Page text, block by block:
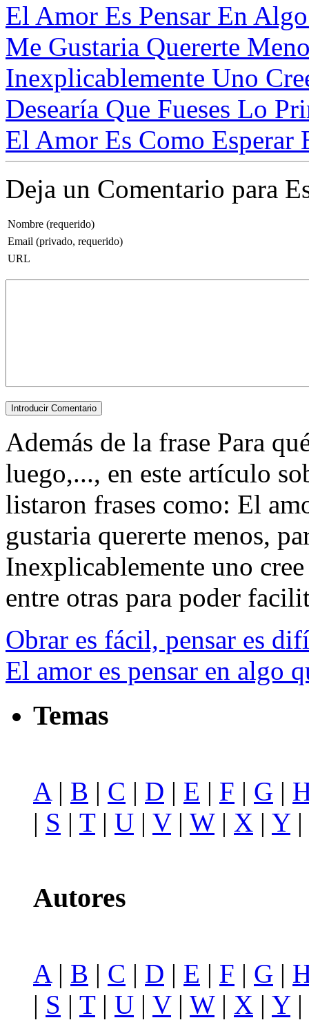
El Amor Es Pensar En
Me Gustaria Quererte
Inexplicablemente Uno
Desearía Que Fueses Lo
El Amor Es Como Esperar
Deja un Comentario para
Nombre (requerido)
Email (privado, requerido)
URL
Además de la frase Para
luego,..., en este artículo
listaron frases como: El
gustaria quererte menos,
Inexplicablemente uno
entre otras para poder
Obrar es fácil, pensar es
El amor es pensar en algo
Temas
A | B | C | D | E | F | G |
| S | T| U | V| W| X | Y|
Autores
A| B | C | D | E | F | G |
| S | T| U | V| W| X | Y|